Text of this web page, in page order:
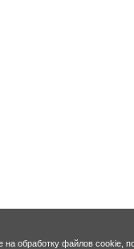
на обработку файлов cookie,